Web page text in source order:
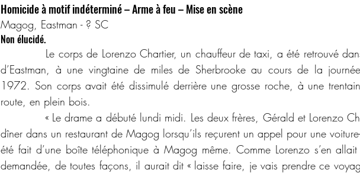
Homicide à motif indéterminé – Arme à feu – Mise en scène
Magog, Eastman - ? SC
Non élucidé.
Le corps de Lorenzo Chartier, un chauffeur de taxi, a été retrouvé
d’Eastman, à une vingtaine de miles de Sherbrooke au cours de la
1972. Son corps avait été dissimulé derrière une grosse roche, à une
route, en plein bois.
« Le drame a débuté lundi midi. Les deux frères, Gérald et Lorenzo
dîner dans un restaurant de Magog lorsqu’ils reçurent un appel pour une
été fait d’une boîte téléphonique à Magog même. Comme Lorenzo s’en
demandée, de toutes façons, il aurait dit « laisse faire, je vais prendre ce